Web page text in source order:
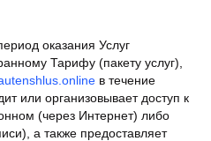
оказания Услуг
Тарифу (пакету услуг),
в течение
или организовывает доступ к
(через Интернет) либо
а также предоставляет